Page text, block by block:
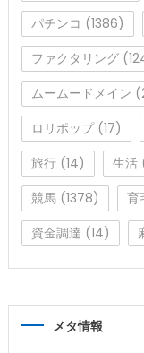
パチンコ (1386)
ファクタリング
ムームードメイン
ロリポップ(17)
旅行(14) 生活
競馬(1378) 育
資金調達 (14)
メタ情報